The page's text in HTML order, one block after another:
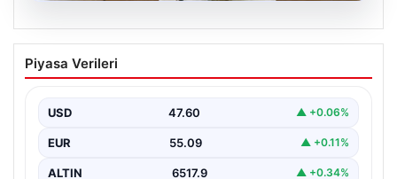
Türk Hava Kuvvetleri’nin ilk kadın
paşası Özlem Karapınar oldu
Özlem Karapınar İlk Kadın Paşa Oldu",…
Piyasa Verileri
USD 47.60 ▲ +0.06%
EUR 55.09 ▲ +0.11%
ALTIN 6517.9 ▲ +0.34%